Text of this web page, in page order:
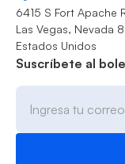
6415 S Fort Apache
Las Vegas, Nevada
Estados Unidos
Suscríbete al